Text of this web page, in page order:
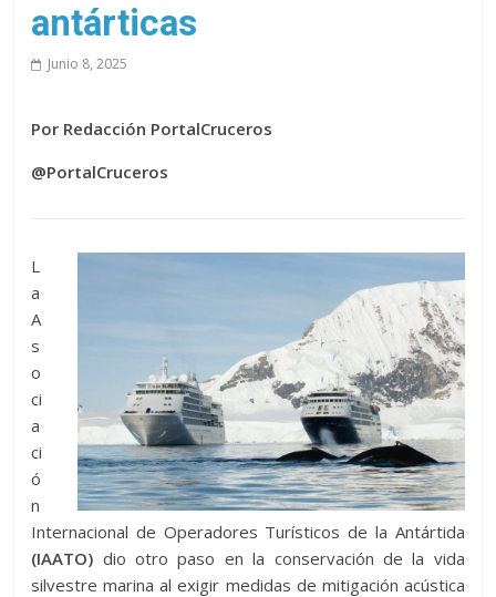
antárticas
Junio 8, 2025
Por Redacción PortalCruceros
@PortalCruceros
L
a
A
s
o
ci
a
ci
ó
n
Internacional de Operadores Turísticos de la Antártida
(IAATO) dio otro paso en la conservación de la vida
silvestre marina al exigir medidas de mitigación acústica